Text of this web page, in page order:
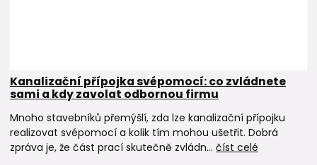
vody?
Ano. Kolena 90° jsou vhodná pro rozvody studené, teplé i
pitné vody a také pro vytápění.
🔗 Kam dál
Kanalizační přípojka svépomocí: co zvládnete
sami a kdy zavolat odbornou firmu
Mnoho stavebníků přemýšlí, zda lze kanalizační přípojku
realizovat svépomocí a kolik tím mohou ušetřit. Dobrá
zpráva je, že část prací skutečně zvládn... číst celé